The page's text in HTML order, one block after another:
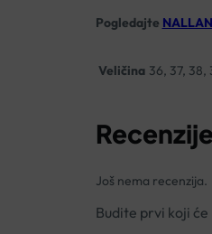
Pogledajte
Veličina 36, 37, 38,
Recenzije
Još nema recenzija.
Budite prvi koji će